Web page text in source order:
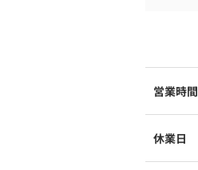
営業時間
休業日